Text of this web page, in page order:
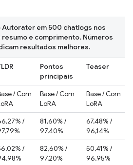
Pontos
principais
Teaser
/ Com
Base / Com
LoRA
Base / Com
LoRA
/
81,60% /
97,40%
67,48% /
96,14%
/
82,60% /
97,20%
50,41% /
96,95%
Autorater em 500 chatlogs nos
e comprimento. Números
resultados melhores.